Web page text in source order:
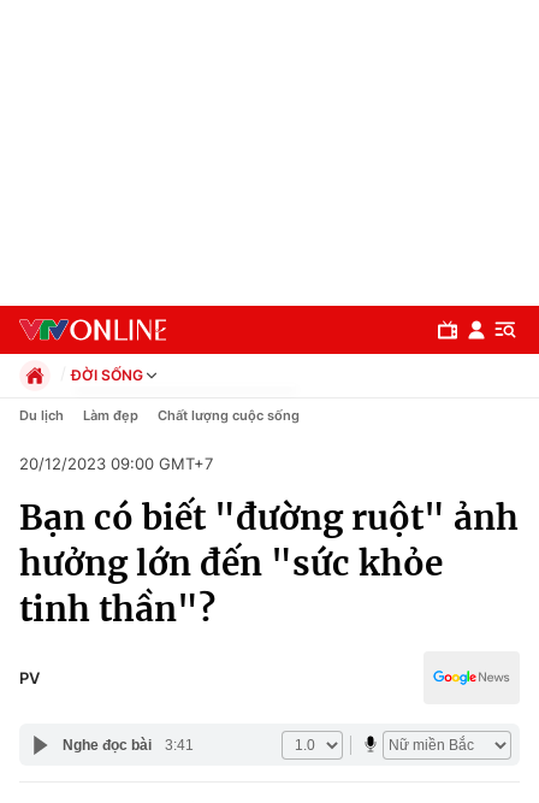
Chuyên mục
Chính trị
Xã hội
Pháp luật
Y tế
ĐỜI SỐNG
Chính trị
Pháp luật
Kinh tế
Thể thao
Truyền hình
Văn hóa - Giải trí
Du lịch Làm đẹp Chất lượng cuộc sống
20/12/2023 09:00 GMT+7
Bạn có biết "đường ruột" ảnh
hưởng lớn đến "sức khỏe
tinh thần"?
PV
Nghe đọc bài 3:41